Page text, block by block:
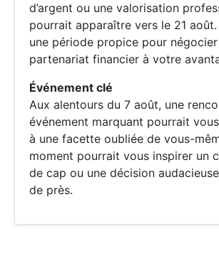
d’argent ou une valorisation
pourrait apparaître vers le 21 août.
une période propice pour
partenariat financier à votre
Événement clé
Aux alentours du 7 août, une
événement marquant pourrait
à une facette oubliée de vous-
moment pourrait vous inspirer un
de cap ou une décision
de près.